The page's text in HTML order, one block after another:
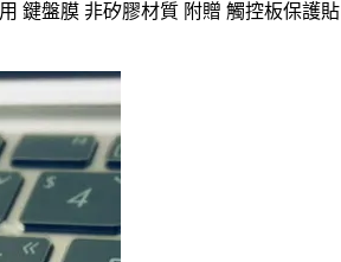
鍵盤膜 非矽膠材質 附贈 觸控板保護貼